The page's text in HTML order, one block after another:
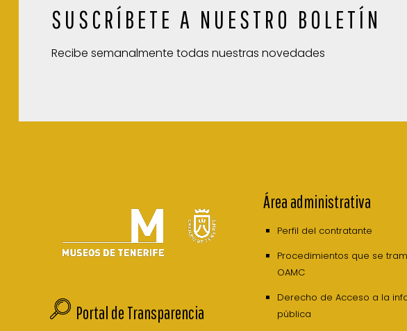
SUSCRÍBETE A NUESTRO BOLETÍN
Recibe semanalmente todas nuestras novedades
Portal de Transparencia
Área administrativa
Perfil del contratante
Procedimientos que se
OAMC
Derecho de Acceso a la
pública